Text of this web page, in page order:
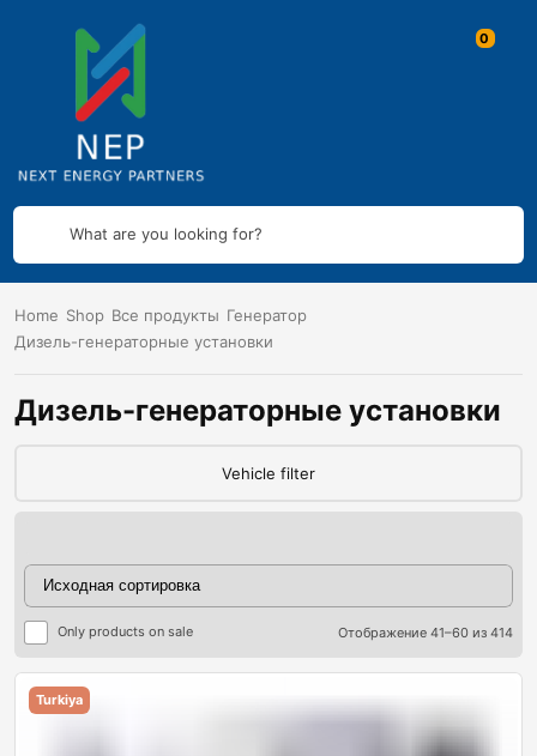
What are you looking for?
Home Shop Все продукты Генератор
Дизель-генераторные установки
Дизель-генераторные установки
Vehicle filter
Only products on sale Отображение 41–60 из 414
Turkiya